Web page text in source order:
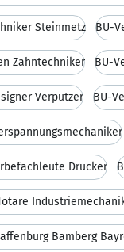
Steinmetz BU-
Zahntechniker BU-
Verputzer BU-
Drucker
Bamberg